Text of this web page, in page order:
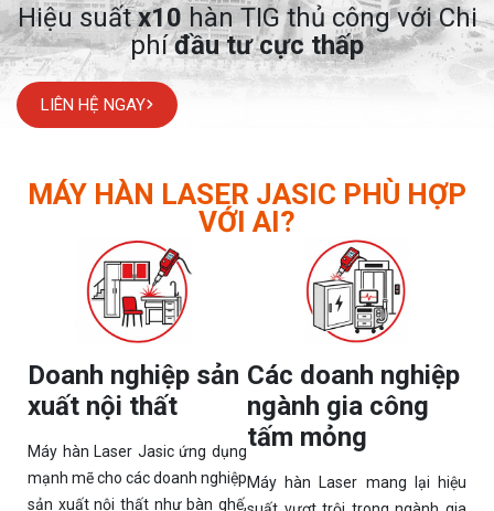
Hiệu suấtx10 hàn TIG thủ công với Chi
phíđầu tư cực thấp
LIÊN HỆ NGAY
MÁY HÀN LASER JASIC PHÙ HỢP
VỚI AI?
Doanh nghiệp sản
xuất nội thất
Máy hàn Laser Jasic ứng dụng
mạnh mẽ cho các doanh nghiệp
sản xuất nội thất như bàn ghế,
Các doanh nghiệp
ngành gia công
tấm mỏng
Máy hàn Laser mang lại hiệu